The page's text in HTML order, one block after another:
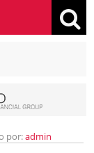
por:admin